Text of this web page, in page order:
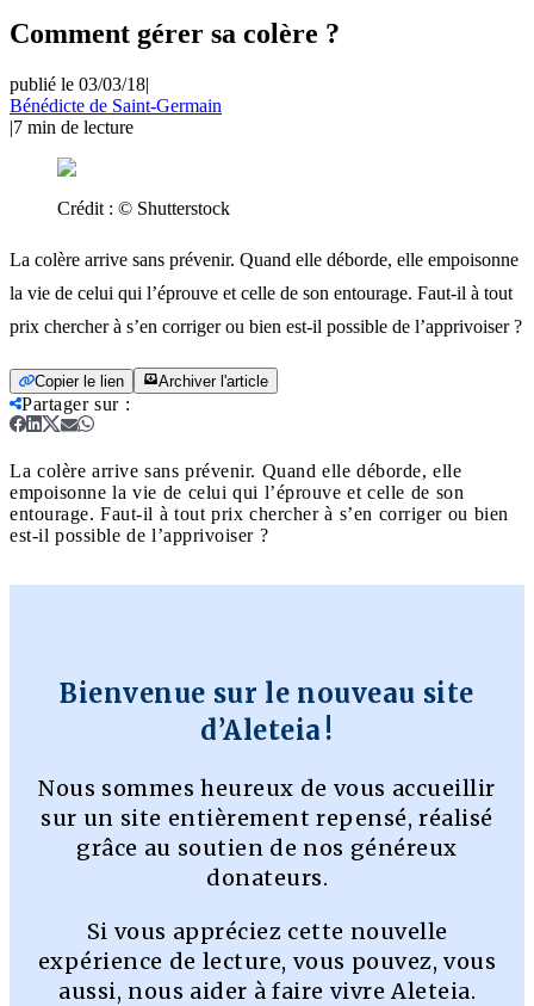
Comment gérer sa colère ?
publié le 03/03/18|
Bénédicte de Saint-Germain
|7 min de lecture
Crédit : © Shutterstock
La colère arrive sans prévenir. Quand elle déborde, elle empoisonne
la vie de celui qui l’éprouve et celle de son entourage. Faut-il à tout
prix chercher à s’en corriger ou bien est-il possible de l’apprivoiser ?
Copier le lien Archiver l'article
Partager sur:
La colère arrive sans prévenir. Quand elle déborde, elle
empoisonne la vie de celui qui l’éprouve et celle de son
entourage. Faut-il à tout prix chercher à s’en corriger ou bien
est-il possible de l’apprivoiser ?
Bienvenue sur le nouveau site
d’Aleteia !
Nous sommes heureux de vous accueillir
sur un site entièrement repensé, réalisé
grâce au soutien de nos généreux
donateurs.
Si vous appréciez cette nouvelle
expérience de lecture, vous pouvez, vous
aussi, nous aider à faire vivre Aleteia.